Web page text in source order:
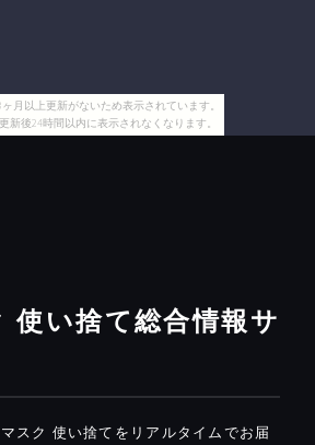
月以上更新がないため表示されています。
新後24時間以内に表示されなくなります。
使い捨て総合情報サ
スク 使い捨てをリアルタイムでお届